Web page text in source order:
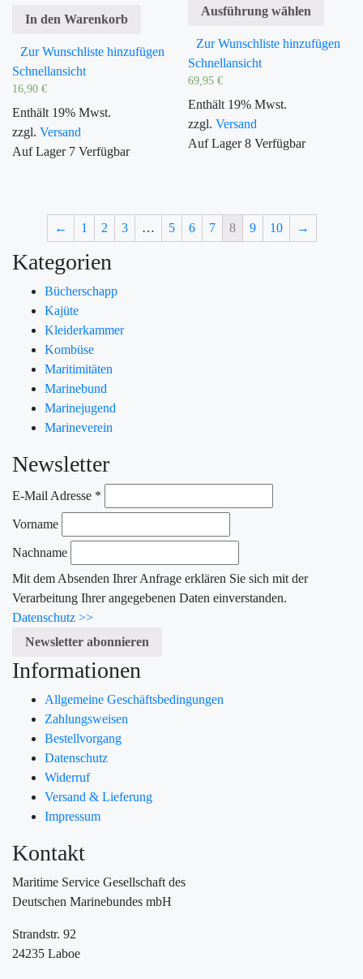
In den Warenkorb
Zur Wunschliste hinzufügen
Schnellansicht
16,90 €
Enthält 19% Mwst.
zzgl. Versand
Auf Lager7 Verfügbar
Ausführung wählen
Zur Wunschliste hinzufügen
Schnellansicht
69,95€
Enthält 19% Mwst.
zzgl.Versand
Auf Lager8Verfügbar
← 1 2 3 … 5 6 7 8 9 10 →
Kategorien
Bücherschapp
Kajüte
Kleiderkammer
Kombüse
Maritimitäten
Marinebund
Marinejugend
Marineverein
Newsletter
E-Mail Adresse *
Vorname
Nachname
Mit dem Absenden Ihrer Anfrage erklären Sie sich mit der
Verarbeitung Ihrer angegebenen Daten einverstanden.
Datenschutz >>
Informationen
Allgemeine Geschäftsbedingungen
Zahlungsweisen
Bestellvorgang
Datenschutz
Widerruf
Versand & Lieferung
Impressum
Kontakt
Maritime Service Gesellschaft des
Deutschen Marinebundes mbH
Strandstr. 92
24235 Laboe